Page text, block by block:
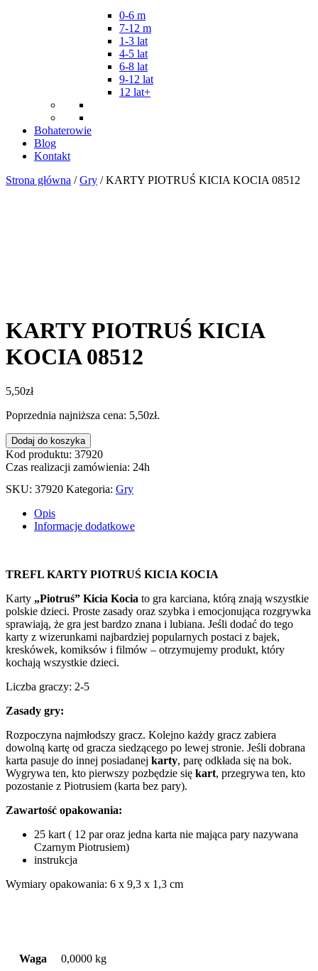
0-6 m
7-12 m
1-3 lat
4-5 lat
6-8 lat
9-12 lat
12 lat+
Bohaterowie
Blog
Kontakt
Strona główna /Gry / KARTY PIOTRUŚ KICIA KOCIA 08512
KARTY PIOTRUŚ KICIA
KOCIA 08512
5,50zł
Poprzednia najniższa cena: 5,50zł.
ilość
KARTY
PIOTRUŚ
KOCIA
Dodaj do koszyka
Kod produktu: 37920
Czas realizacji zamówienia: 24h
SKU: 37920 Kategoria: Gry
Opis
Informacje dodatkowe
TREFL KARTY PIOTRUŚ KICIA KOCIA
Karty „Piotruś” Kicia Kocia to gra karciana, którą znają wszystkie
polskie dzieci. Proste zasady oraz szybka i emocjonująca rozgrywka
sprawiają, że gra jest bardzo znana i lubiana. Jeśli dodać do tego
karty z wizerunkami najbardziej popularnych postaci z bajek,
kreskówek, komiksów i filmów – otrzymujemy produkt, który
kochają wszystkie dzieci.
Liczba graczy: 2-5
Zasady gry:
Rozpoczyna najmłodszy gracz. Kolejno każdy gracz zabiera
dowolną kartę od gracza siedzącego po lewej stronie. Jeśli dobrana
karta pasuje do innej posiadanej karty, parę odkłada się na bok.
Wygrywa ten, kto pierwszy pozbędzie się kart, przegrywa ten, kto
pozostanie z Piotrusiem (karta bez pary).
Zawartość opakowania:
25 kart ( 12 par oraz jedna karta nie mająca pary nazywana
Czarnym Piotrusiem)
instrukcja
Wymiary opakowania: 6 x 9,3 x 1,3 cm
Waga 0,0000 kg